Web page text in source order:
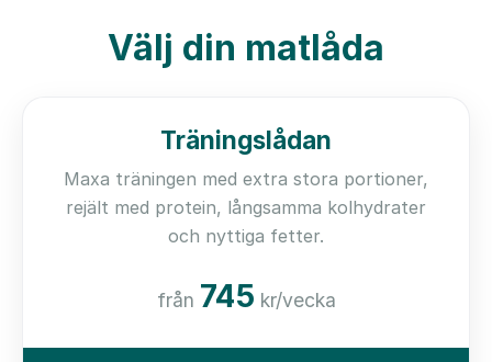
Välj din matlåda
Träningslådan
Maxa träningen med extra stora portioner,
rejält med protein, långsamma kolhydrater
och nyttiga fetter.
från 745 kr/vecka